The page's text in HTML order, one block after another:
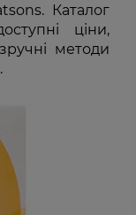
Каталог
ціни,
методи